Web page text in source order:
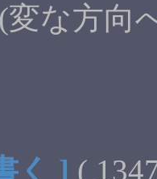
な方向
く ] (